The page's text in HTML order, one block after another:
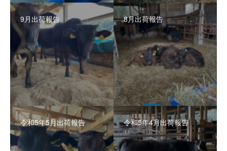
9月出荷報告 8月出荷報告
令和5年5月出荷報告 令和5年4月出荷報告